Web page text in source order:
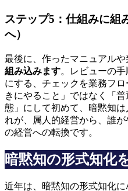
ステップ5：仕組みに組
へ）
最後に、作ったマニュアルや
組み込みます。レビューの
にする、チェックを業務フ
きにやること」ではなく「
態」にして初めて、暗黙知
れが、属人的経営から、誰
の経営への転換です。
暗黙知の形式知化
近年は、暗黙知の形式知化に